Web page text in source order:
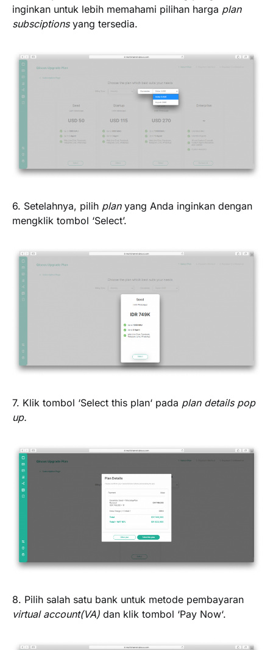
inginkan untuk lebih memahami pilihan harga plan
subsciptionsyang tersedia.
6. Setelahnya, pilih planyang Anda inginkan dengan
mengklik tombol ‘Select’.
7. Klik tombol ‘Select this plan‘ pada plan details pop
up.
8. Pilih salah satu bank untuk metode pembayaran
virtual account(VA) dan klik tombol ‘Pay Now‘.